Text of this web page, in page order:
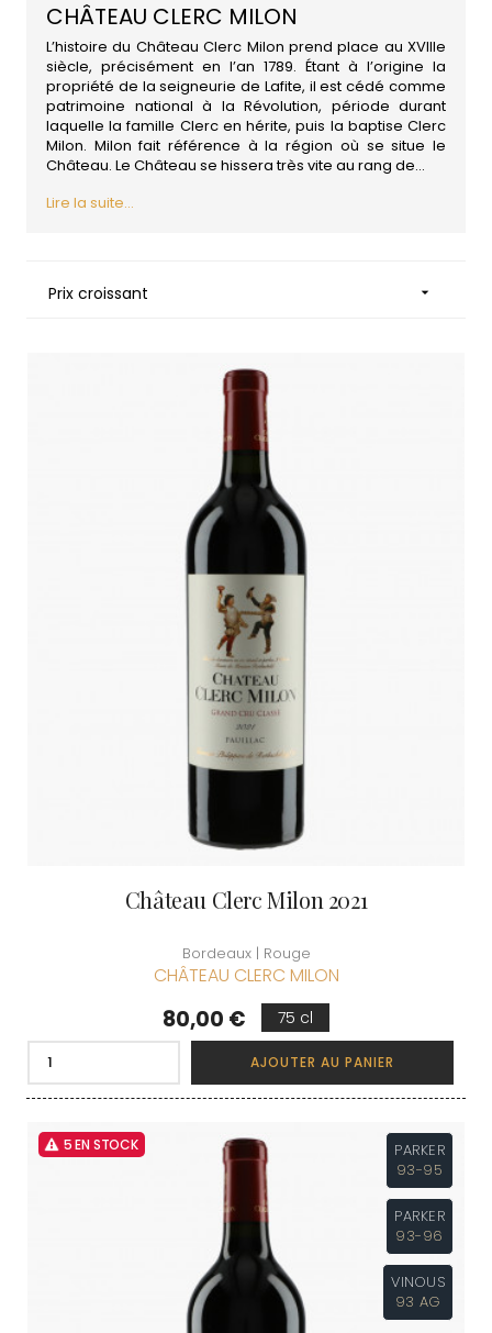
CHÂTEAU CLERC MILON
L’histoire du Château Clerc Milon prend place au XVIIIe
siècle, précisément en l’an 1789. Étant à l’origine la
propriété de la seigneurie de Lafite, il est cédé comme
patrimoine national à la Révolution, période durant
laquelle la famille Clerc en hérite, puis la baptise Clerc
Milon. Milon fait référence à la région où se situe le
Château. Le Château se hissera très vite au rang de...
Lire la suite...
Prix croissant 
Château Clerc Milon 2021
Bordeaux | Rouge
CHÂTEAU CLERC MILON
Prix
80,00 € 75 cl
AJOUTER AU PANIER
5 EN STOCK
PARKER
93-95
PARKER
93-96
VINOUS
93 AG